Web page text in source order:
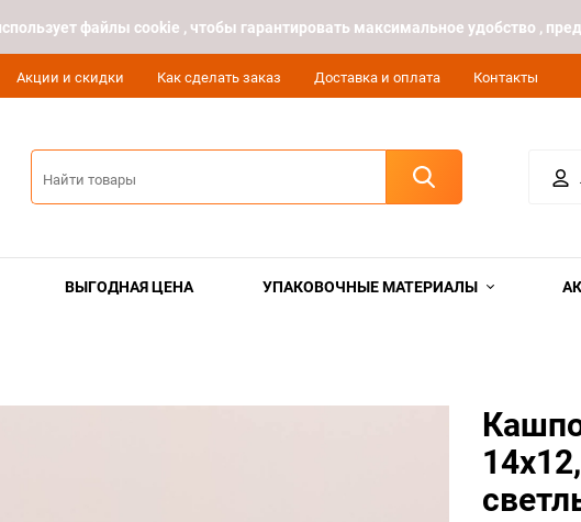
файлы cookie , чтобы гарантировать максимальное удобство ,
Акции и скидки Как сделать заказ Доставка и оплата Контакты
ВЫГОДНАЯ ЦЕНА УПАКОВОЧНЫЕ МАТЕРИАЛЫ